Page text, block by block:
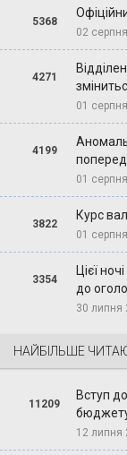
5368
02
4271
01
4199
01
3822
Курс
01
3354
Цієї
до
30 липня
НАЙБІЛЬШЕ
11209
Вступ
12 липня